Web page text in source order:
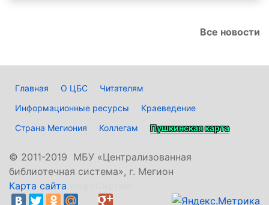
Все новости
Главная О ЦБС
Читателям
Информационные ресурсы
Краеведение
Страна Мегиония
Коллегам Пушкинская карта
© 2011-2019 МБУ «Централизованная
библиотечная система», г. Мегион
Карта сайта